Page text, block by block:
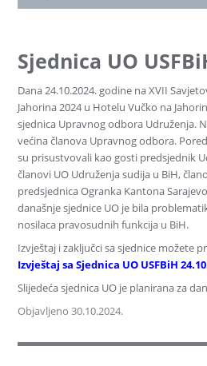
Sjednica UO
Dana 24.10.2024. godine na XVII
Jahorina 2024 u Hotelu Vučko na
sjednica Upravnog odbora Udruženja.
većina članova Upravnog odbora.
su prisustvovali kao gosti predsjednik
članovi UO Udruženja sudija u BiH,
predsjednica Ogranka Kantona
današnje sjednice UO je bila
nosilaca pravosudnih funkcija u BiH.
Izvještaj i zaključci sa sjednice možete
Izvještaj sa Sjednica UO USFBiH
Slijedeća sjednica UO je planirana za
Objavljeno 30.10.2024.